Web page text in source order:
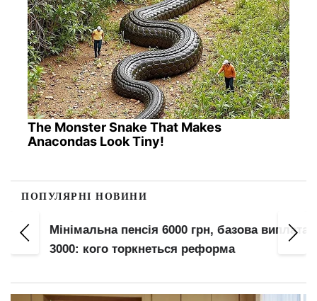
The Monster Snake That Makes
Anacondas Look Tiny!
ПОПУЛЯРНІ НОВИНИ
Мінімальна пенсія 6000 грн, базова виплата
3000: кого торкнеться реформа